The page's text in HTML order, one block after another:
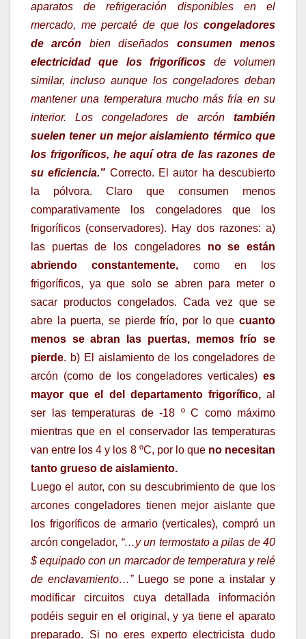
aparatos de refrigeración disponibles en el
mercado, me percaté de que los congeladores
de arcón bien diseñados consumen menos
electricidad que los frigoríficos de volumen
similar, incluso aunque los congeladores deban
mantener una temperatura mucho más fría en su
interior. Los congeladores de arcón también
suelen tener un mejor aislamiento térmico que
los frigoríficos, he aquí otra de las razones de
su eficiencia.” Correcto. El autor ha descubierto
la pólvora. Claro que consumen menos
comparativamente los congeladores que los
frigoríficos (conservadores). Hay dos razones: a)
las puertas de los congeladores no se están
abriendo constantemente, como en los
frigoríficos, ya que solo se abren para meter o
sacar productos congelados. Cada vez que se
abre la puerta, se pierde frío, por lo que cuanto
menos se abran las puertas, memos frío se
pierde. b) El aislamiento de los congeladores de
arcón (como de los congeladores verticales) es
mayor que el del departamento frigorífico, al
ser las temperaturas de -18 º C como máximo
mientras que en el conservador las temperaturas
van entre los 4 y los 8 ºC, por lo que no necesitan
tanto grueso de aislamiento.
Luego el autor, con su descubrimiento de que los
arcones congeladores tienen mejor aislante que
los frigoríficos de armario (verticales), compró un
arcón congelador, “…y un termostato a pilas de 40
$ equipado con un marcador de temperatura y relé
de enclavamiento…”Luego se pone a instalar y
modificar circuitos cuya detallada información
podéis seguir en el original, y ya tiene el aparato
preparado. Si no eres experto electricista dudo